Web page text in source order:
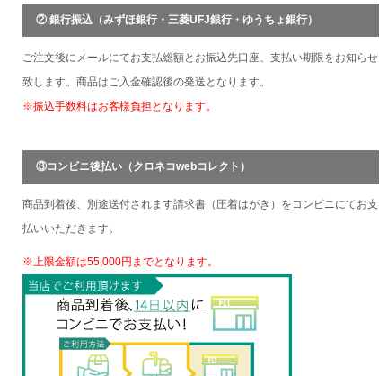
② 銀行振込（みずほ銀行・三菱UFJ銀行・ゆうちょ銀行）
ご注文後にメールにてお支払総額とお振込先口座、支払い期限をお知らせ
致します。商品はご入金確認後の発送となります。
※振込手数料はお客様負担となります。
③コンビニ後払い（クロネコwebコレクト）
商品到着後、別途送付されます請求書（圧着はがき）をコンビニにてお支
払いいただきます。
※上限金額は55,000円までとなります。